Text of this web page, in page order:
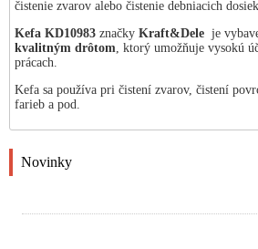
čistenie zvarov alebo čistenie debniacich
Kefa KD10983 značky Kraft&Dele je
kvalitným drôtom, ktorý umožňuje vysokú
prácach.
Kefa sa používa pri čistení zvarov, čistení
farieb a pod.
Novinky